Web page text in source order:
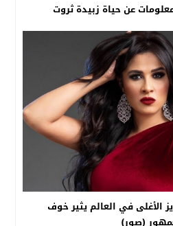
عن حياة زبيدة ثروت
الأغلى في العالم يثير خوف
(صور)